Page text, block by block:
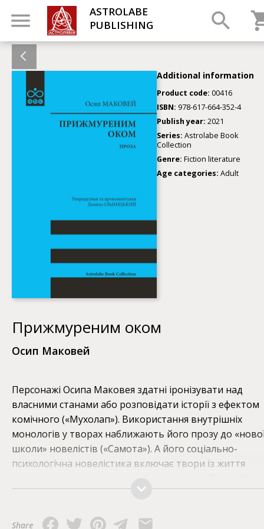
ASTROLABE
PUBLISHING
Additional information
Product code: 00416
ISBN: 978-617-664-352-4
Publish year: 2021
Series: Astrolabe Book
Collection
Genre: Fiction literature
Age categories: Adult
Прижмуреним оком
Осип Маковей
Персонажі Осипа Маковея здатні іронізувати над
власними станами або розповідати історії з ефектом
комічного («Мухолап»). Використання внутрішніх
монологів у творах наближають його прозу до
школи» новелістів («Самота»). А його соціально-
психологічна новелістика включає твори із життя
збірки входять також твори, присвячені темі Першої
«Братання», «Кроваве поле»). У повісті «Ярошенко»
Share